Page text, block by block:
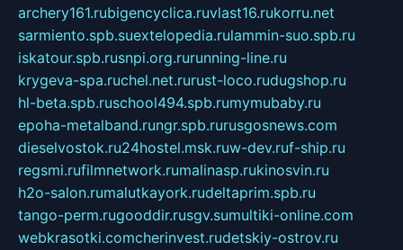
archery161.rubigencyclica.ruvlast16.rukorru.net
sarmiento.spb.suextelopedia.rulammin-suo.spb.ru
iskatour.spb.rusnpi.org.rurunning-line.ru
krygeva-spa.ruchel.net.rurust-loco.rudugshop.ru
hl-beta.spb.ruschool494.spb.rumymubaby.ru
epoha-metalband.rungr.spb.rurusgosnews.com
dieselvostok.ru24hostel.msk.ruw-dev.ruf-ship.ru
regsmi.rufilmnetwork.rumalinasp.rukinosvin.ru
h2o-salon.rumalutkayork.rudeltaprim.spb.ru
tango-perm.rugooddir.rusgv.sumultiki-online.com
webkrasotki.comcherinvest.rudetskiy-ostrov.ru